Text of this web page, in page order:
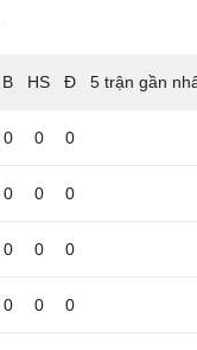
5 trận gần
0 0 0
0 0 0
0 0 0
0 0 0